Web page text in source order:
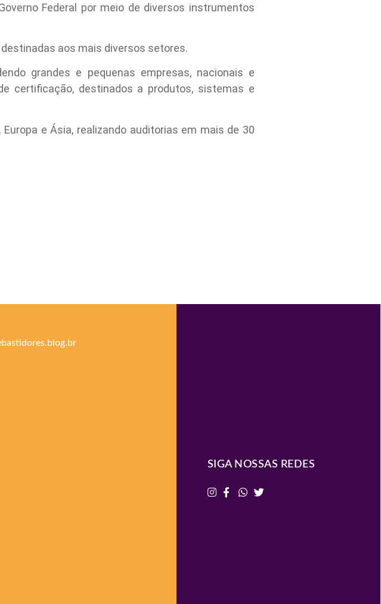
Federal por meio de diversos instrumentos
aos mais diversos setores.
grandes e pequenas empresas, nacionais e
certificação, destinados a produtos, sistemas e
e Ásia, realizando auditorias em mais de 30
SIGA NOSSAS REDES